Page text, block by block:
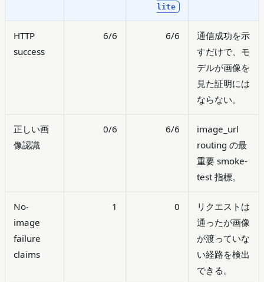
lite
HTTP
success
6/6 6/6
通信成功を示
すだけで、モ
デルが画像を
見た証明には
ならない。
正しい画
像認識
0/6 6/6
image_url
routing の最
重要 smoke-
test 指標。
No-
image
failure
claims
1 0
リクエストは
通ったが画像
が渡っていな
い経路を検出
できる。